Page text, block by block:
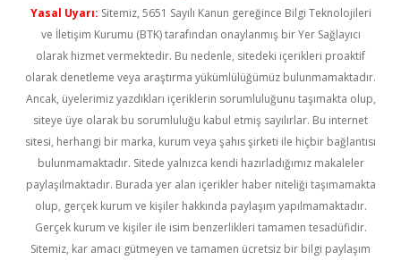
Yasal Uyarı: Sitemiz, 5651 Sayılı Kanun gereğince Bilgi Teknolojileri
ve İletişim Kurumu (BTK) tarafından onaylanmış bir Yer Sağlayıcı
olarak hizmet vermektedir. Bu nedenle, sitedeki içerikleri proaktif
olarak denetleme veya araştırma yükümlülüğümüz bulunmamaktadır.
Ancak, üyelerimiz yazdıkları içeriklerin sorumluluğunu taşımakta olup,
siteye üye olarak bu sorumluluğu kabul etmiş sayılırlar. Bu internet
sitesi, herhangi bir marka, kurum veya şahıs şirketi ile hiçbir bağlantısı
bulunmamaktadır. Sitede yalnızca kendi hazırladığımız makaleler
paylaşılmaktadır. Burada yer alan içerikler haber niteliği taşımamakta
olup, gerçek kurum ve kişiler hakkında paylaşım yapılmamaktadır.
Gerçek kurum ve kişiler ile isim benzerlikleri tamamen tesadüfidir.
Sitemiz, kar amacı gütmeyen ve tamamen ücretsiz bir bilgi paylaşım